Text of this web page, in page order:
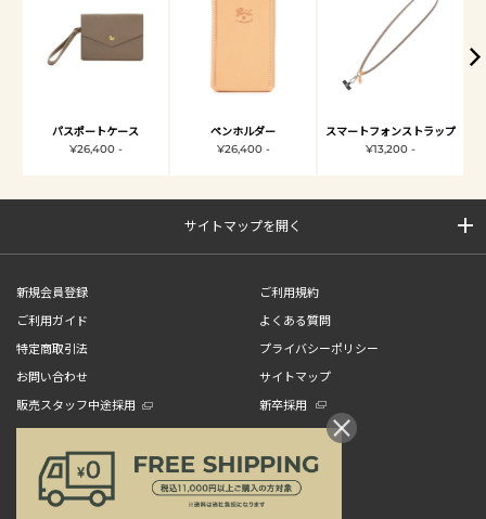
パスポートケース
¥26,400 -
ペンホルダー
¥26,400 -
スマートフォンストラップ
¥13,200 -
サイトマップを開く
新規会員登録
ご利用規約
ご利用ガイド
よくある質問
特定商取引法
プライバシーポリシー
お問い合わせ
サイトマップ
販売スタッフ中途採用
新卒採用